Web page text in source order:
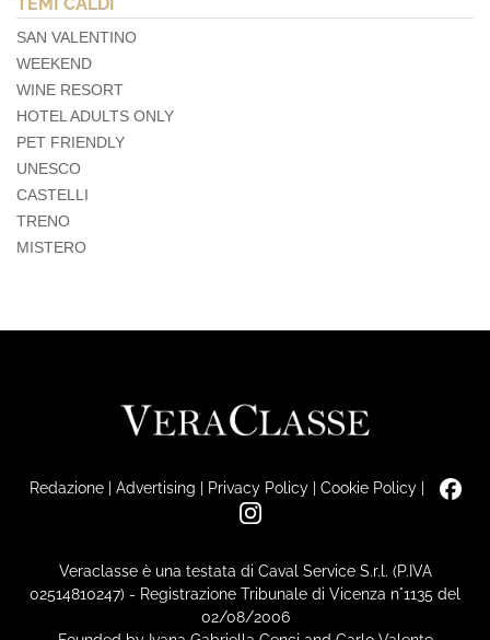
SAN VALENTINO
WEEKEND
WINE RESORT
HOTEL ADULTS ONLY
PET FRIENDLY
UNESCO
CASTELLI
TRENO
MISTERO
Redazione| Advertising | Privacy Policy| Cookie Policy|
Veraclasse è una testata di Caval Service S.r.l. (P.IVA
02514810247) - Registrazione Tribunale di Vicenza n°1135 del
02/08/2006